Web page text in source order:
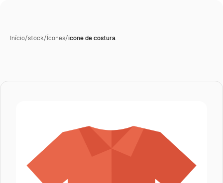
Início/stock/Ícones/ícone de costura